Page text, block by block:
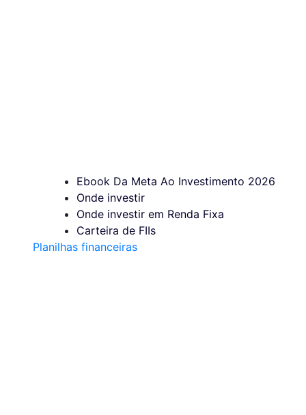
Ebook Da Meta Ao Investimento 2026
Onde investir
Onde investir em Renda Fixa
Carteira de FIIs
Planilhas financeiras